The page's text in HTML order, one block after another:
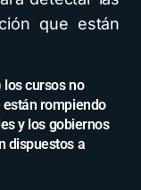
que están
los cursos no
rompiendo
y los gobiernos
dispuestos a